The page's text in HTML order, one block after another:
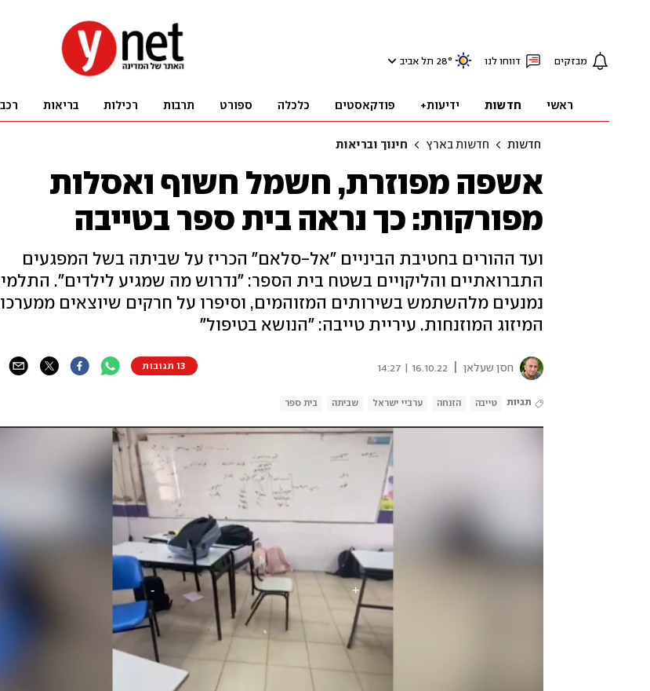
מבזקים דווחו לנו 28° תל אביב
ראשי חדשות ידיעות+ פודקאסטים כלכלה ספורט תרבות רכילות בריאות רכב
חדשות חדשות בארץ חינוך ובריאות
אשפה מפוזרת, חשמל חשוף ואסלות
מפורקות: כך נראה בית ספר בטייבה
ועד ההורים בחטיבת הביניים "אל-סלאם" הכריז על שביתה בשל המפגעים
התברואתיים והליקויים בשטח בית הספר: "נדרוש מה שמגיע לילדים".
נמנעים מלהשתמש בשירותים המזוהמים, וסיפרו על חרקים שיוצאים
המיזוג המוזנחות. עיריית טייבה: "הנושא בטיפול"
חסן שעלאן 16.10.22 | 14:27 13 תגובות
תגיות טייבה הזנחה ערביי ישראל שביתה בית ספר